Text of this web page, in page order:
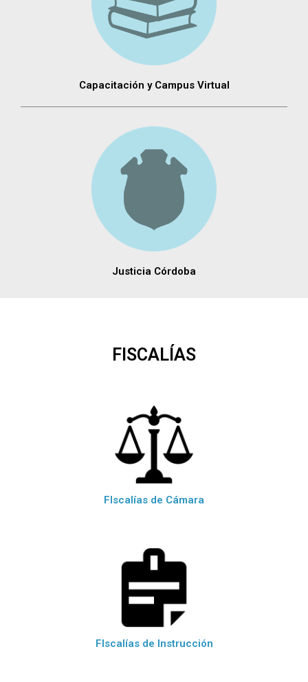
Capacitación y Campus Virtual
Justicia Córdoba
FISCALÍAS
FIscalías de Cámara
FIscalías de Instrucción